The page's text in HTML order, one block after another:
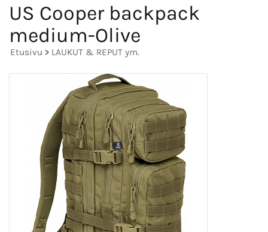
US Cooper backpack
medium-Olive
Etusivu > LAUKUT & REPUT ym.